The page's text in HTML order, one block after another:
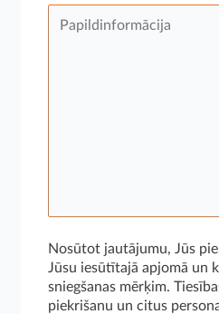
Nosūtot jautājumu, Jūs
Jūsu iesūtītajā apjomā un
sniegšanas mērķim.
piekrišanu un citus